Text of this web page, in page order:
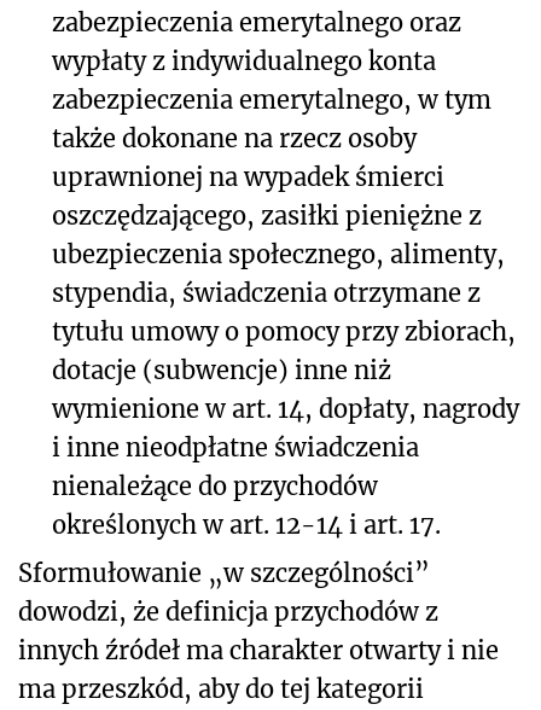
zabezpieczenia emerytalnego oraz
wypłaty z indywidualnego konta
zabezpieczenia emerytalnego, w tym
także dokonane na rzecz osoby
uprawnionej na wypadek śmierci
oszczędzającego, zasiłki pieniężne z
ubezpieczenia społecznego, alimenty,
stypendia, świadczenia otrzymane z
tytułu umowy o pomocy przy zbiorach,
dotacje (subwencje) inne niż
wymienione w art. 14, dopłaty, nagrody
i inne nieodpłatne świadczenia
nienależące do przychodów
określonych w art. 12-14 i art. 17.
Sformułowanie „w szczególności”
dowodzi, że definicja przychodów z
innych źródeł ma charakter otwarty i nie
ma przeszkód, aby do tej kategorii